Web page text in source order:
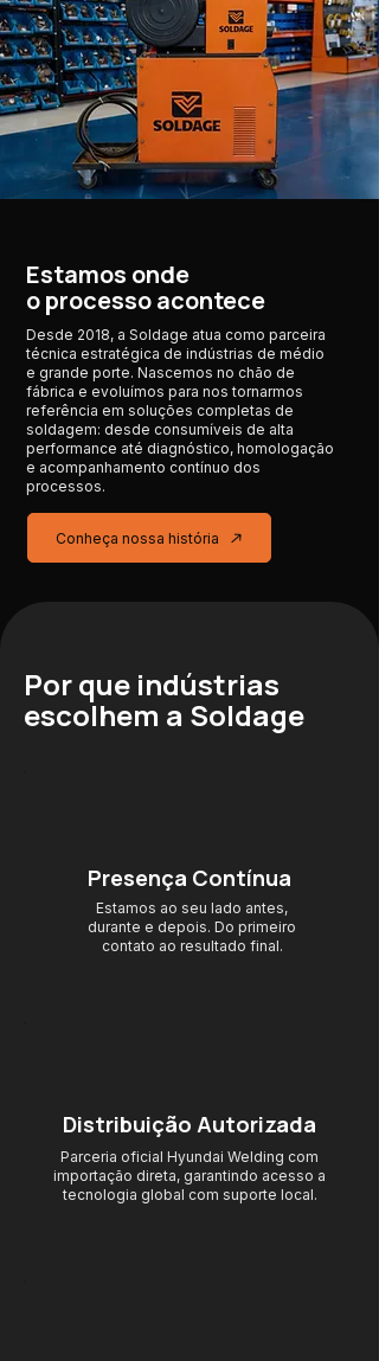
Estamos onde
o processo acontece
Desde 2018, a Soldage atua como parceira
técnica estratégica de indústrias de médio
e grande porte. Nascemos no chão de
fábrica e evoluímos para nos tornarmos
referência em soluções completas de
soldagem: desde consumíveis de alta
performance até diagnóstico, homologação
e acompanhamento contínuo dos
processos.
Conheça nossa história
Por que indústrias
escolhem a Soldage
Presença Contínua
Estamos ao seu lado antes,
durante e depois. Do primeiro
contato ao resultado final.
Distribuição Autorizada
Parceria oficial Hyundai Welding com
importação direta, garantindo acesso a
tecnologia global com suporte local.